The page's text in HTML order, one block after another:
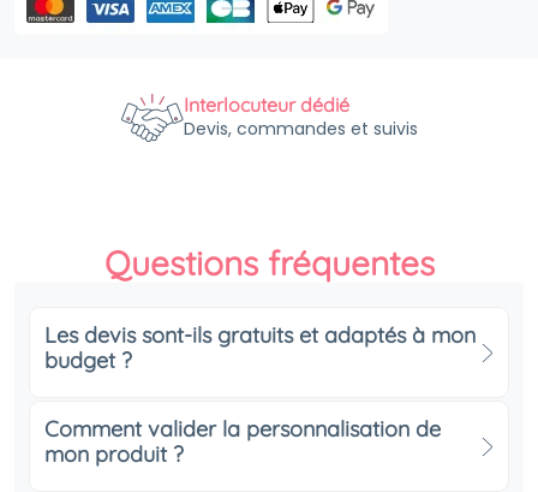
Interlocuteur dédié
Devis, commandes et suivis
Questions fréquentes
Les devis sont-ils gratuits et adaptés à mon
budget ?
Comment valider la personnalisation de
mon produit ?